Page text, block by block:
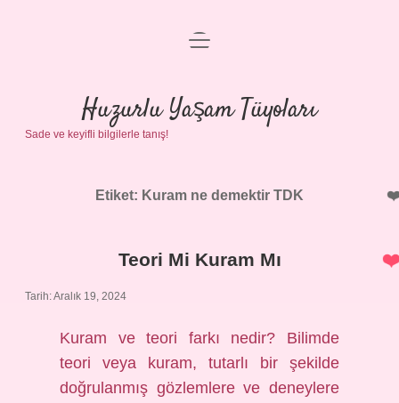
Anasayfa
Gizlilik Politikası
Yasal Uyarı
menüyü
Huzurlu Yaşam Tüyoları
Sade ve keyifli bilgilerle tanış!
Etiket: Kuram ne demektir TDK
Teori Mi Kuram Mı
Tarih: Aralık 19, 2024
Kuram ve teori farkı nedir? Bilimde
teori veya kuram, tutarlı bir şekilde
doğrulanmış gözlemlere ve deneylere